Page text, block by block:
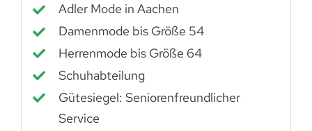
Adler Mode in Aachen
Damenmode bis Größe 54
Herrenmode bis Größe 64
Schuhabteilung
Gütesiegel: Seniorenfreundlicher
Service